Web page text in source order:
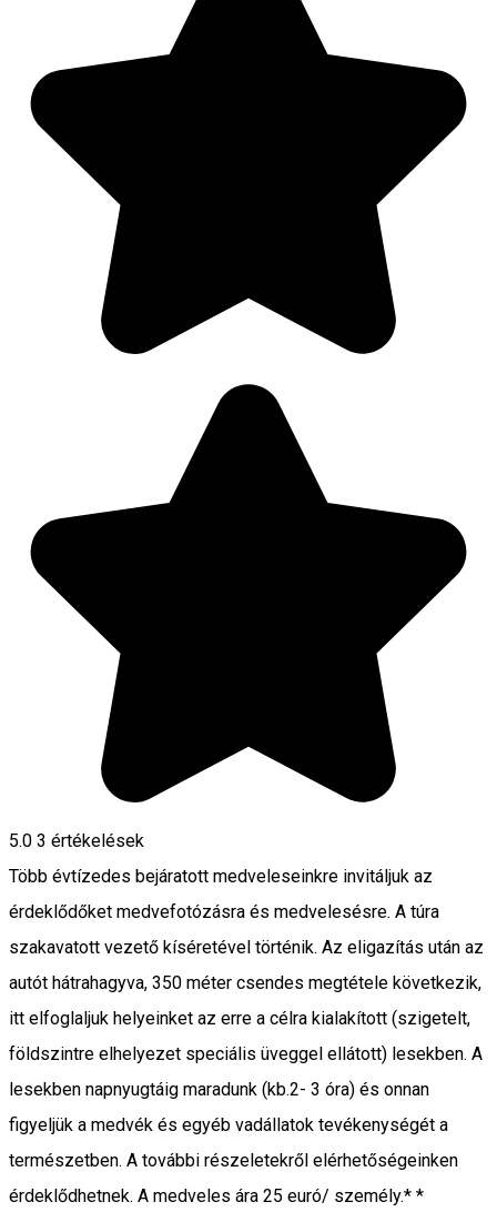
5.0 3 értékelések
Több évtízedes bejáratott medveleseinkre invitáljuk az
érdeklődőket medvefotózásra és medvelesésre. A túra
szakavatott vezető kíséretével történik. Az eligazítás után az
autót hátrahagyva, 350 méter csendes megtétele következik,
itt elfoglaljuk helyeinket az erre a célra kialakított (szigetelt,
földszintre elhelyezet speciális üveggel ellátott) lesekben. A
lesekben napnyugtáig maradunk (kb.2- 3 óra) és onnan
figyeljük a medvék és egyéb vadállatok tevékenységét a
természetben. A további részeletekről elérhetőségeinken
érdeklődhetnek. A medveles ára 25 euró/ személy.* *